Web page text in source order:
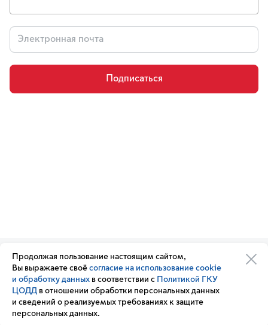
Подписаться
Организации транспортного
комплекса
Транспортный комплекс
России
Новости
Обратная связь
Подписка
на новости
Вакансии
Продолжая пользование настоящим сайтом,
Вы выражаете своё согласие на использование cookie
и обработку данных в соответствии с Политикой ГКУ
ЦОДД в отношении обработки персональных данных
и сведений о реализуемых требованиях к защите
персональных данных.